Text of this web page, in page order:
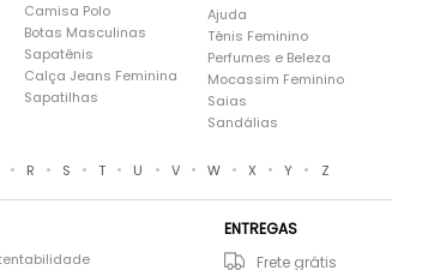
Camisa Polo
Botas Masculinas
Sapatênis
Calça Jeans Feminina
Sapatilhas
Ajuda
Tênis Feminino
Perfumes e Beleza
Mocassim Feminino
Saias
Sandálias
• R • S • T • U • V • W • X • Y • Z
ENTREGAS
Frete grátis